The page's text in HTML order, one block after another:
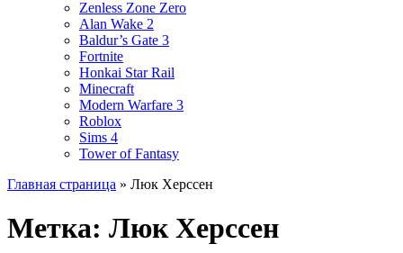
Zenless Zone Zero
Alan Wake 2
Baldur’s Gate 3
Fortnite
Honkai Star Rail
Minecraft
Modern Warfare 3
Roblox
Sims 4
Tower of Fantasy
Главная страница » Люк Херссен
Метка: Люк Херссен